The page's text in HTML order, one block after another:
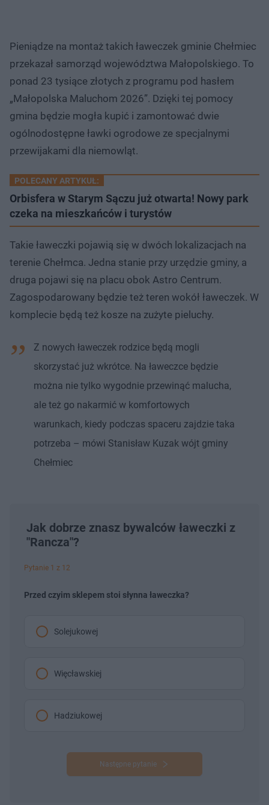
Pieniądze na montaż takich ławeczek gminie Chełmiec
przekazał samorząd województwa Małopolskiego. To
ponad 23 tysiące złotych z programu pod hasłem
„Małopolska Maluchom 2026”. Dzięki tej pomocy
gmina będzie mogła kupić i zamontować dwie
ogólnodostępne ławki ogrodowe ze specjalnymi
przewijakami dla niemowląt.
POLECANY ARTYKUŁ:
Orbisfera w Starym Sączu już otwarta! Nowy park
czeka na mieszkańców i turystów
Takie ławeczki pojawią się w dwóch lokalizacjach na
terenie Chełmca. Jedna stanie przy urzędzie gminy, a
druga pojawi się na placu obok Astro Centrum.
Zagospodarowany będzie też teren wokół ławeczek. W
komplecie będą też kosze na zużyte pieluchy.
Z nowych ławeczek rodzice będą mogli
skorzystać już wkrótce. Na ławeczce będzie
można nie tylko wygodnie przewinąć malucha,
ale też go nakarmić w komfortowych
warunkach, kiedy podczas spaceru zajdzie taka
potrzeba – mówi Stanisław Kuzak wójt gminy
Chełmiec
Jak dobrze znasz bywalców ławeczki z
"Rancza"?
Pytanie 1 z 12
Przed czyim sklepem stoi słynna ławeczka?
Solejukowej
Więcławskiej
Hadziukowej
Następne pytanie